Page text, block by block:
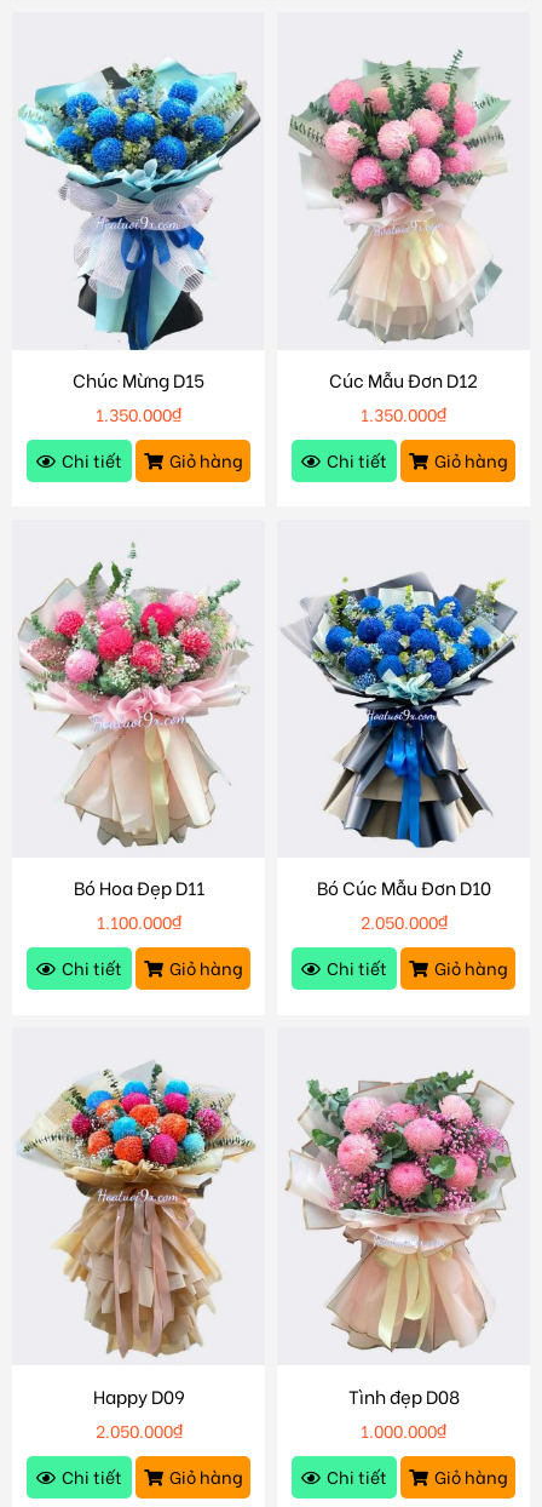
Chúc Mừng D15
1.350.000₫
Chi tiết
Giỏ hàng
Cúc Mẫu Đơn D12
1.350.000₫
Chi tiết
Giỏ hàng
Bó Hoa Đẹp D11
1.100.000₫
Chi tiết
Giỏ hàng
Bó Cúc Mẫu Đơn D10
2.050.000₫
Chi tiết
Giỏ hàng
Happy D09
2.050.000₫
Chi tiết
Giỏ hàng
Tình đẹp D08
1.000.000₫
Chi tiết
Giỏ hàng